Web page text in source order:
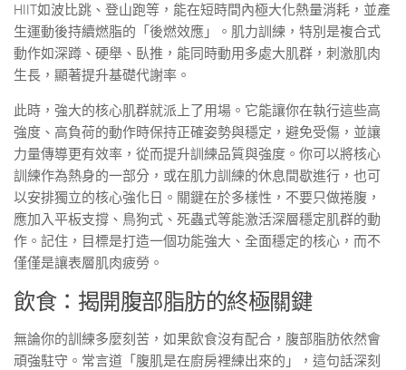
HIIT如波比跳、登山跑等，能在短時間內極大化熱量消耗，並產
生運動後持續燃脂的「後燃效應」。肌力訓練，特別是複合式
動作如深蹲、硬舉、臥推，能同時動用多處大肌群，刺激肌肉
生長，顯著提升基礎代謝率。
此時，強大的核心肌群就派上了用場。它能讓你在執行這些高
強度、高負荷的動作時保持正確姿勢與穩定，避免受傷，並讓
力量傳導更有效率，從而提升訓練品質與強度。你可以將核心
訓練作為熱身的一部分，或在肌力訓練的休息間歇進行，也可
以安排獨立的核心強化日。關鍵在於多樣性，不要只做捲腹，
應加入平板支撐、鳥狗式、死蟲式等能激活深層穩定肌群的動
作。記住，目標是打造一個功能強大、全面穩定的核心，而不
僅僅是讓表層肌肉疲勞。
飲食：揭開腹部脂肪的終極關鍵
無論你的訓練多麼刻苦，如果飲食沒有配合，腹部脂肪依然會
頑強駐守。常言道「腹肌是在廚房裡練出來的」，這句話深刻